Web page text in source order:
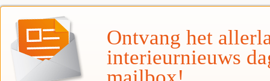
Ontvang het
interieurnieuws